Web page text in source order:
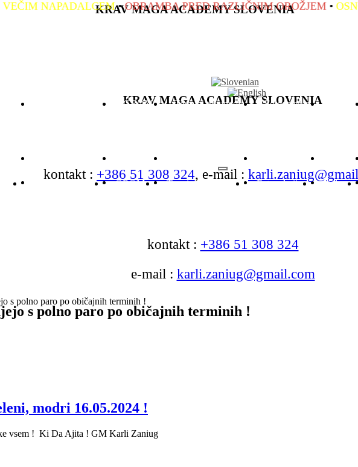
OBRAMBA PRED RAZLIČNIM OROŽJEM•OSNOVNO IN NAPREDNO
KRAV MAGA ACADEMY SLOVENIA
KRAV MAGA ACADEMY SLOVENIA
GROM Termini treningov Fotogalerija
KRAV MAGA GROM Termini treningov Fotogalerija Video
kontakt : +386 51 308 324, e-mail :
GROM Termini treningov Fotogalerija Video
kontakt : +386 51 308 324
e-mail : karli.zaniug@gmail.com
s polno paro po običajnih terminih !
s polno paro po običajnih terminih !
modri 16.05.2024 !
vsem ! Ki Da Ajita ! GM Karli Zaniug